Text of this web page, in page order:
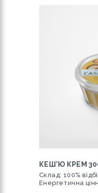
КЕШ'Ю КРЕМ
Склад: 100%
Енергетична